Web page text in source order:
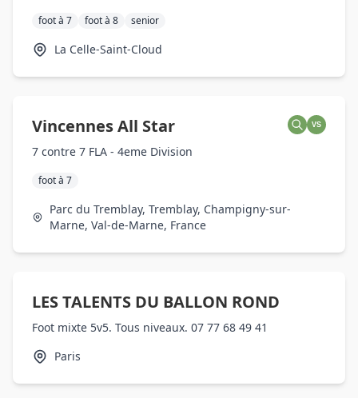
foot à 7 foot à 8 senior
La Celle-Saint-Cloud
Vincennes All Star VS
7 contre 7 FLA - 4eme Division
foot à 7
Parc du Tremblay, Tremblay, Champigny-sur-
Marne, Val-de-Marne, France
LES TALENTS DU BALLON ROND
Foot mixte 5v5. Tous niveaux. 07 77 68 49 41
Paris